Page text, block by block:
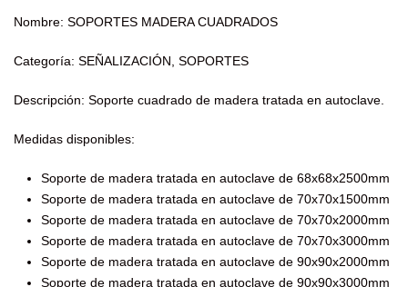
Nombre: SOPORTES MADERA CUADRADOS
Categoría: SEÑALIZACIÓN, SOPORTES
Descripción: Soporte cuadrado de madera tratada en autoclave.
Medidas disponibles:
Soporte de madera tratada en autoclave de 68x68x2500mm
Soporte de madera tratada en autoclave de 70x70x1500mm
Soporte de madera tratada en autoclave de 70x70x2000mm
Soporte de madera tratada en autoclave de 70x70x3000mm
Soporte de madera tratada en autoclave de 90x90x2000mm
Soporte de madera tratada en autoclave de 90x90x3000mm